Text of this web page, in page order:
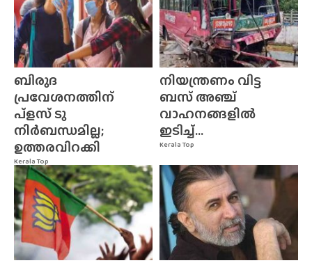
Kerala Top
ബിരുദ
പ്രവേശനത്തിന്
പ്ളസ് ടു
നിർബന്ധമില്ല;
ഉത്തരവിറക്കി
Kerala Top
നിയന്ത്രണം വിട്ട
ബസ് അഞ്ച്
വാഹനങ്ങളിൽ
ഇടിച്ച്...